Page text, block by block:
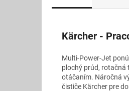
Kärcher -
Multi-Power-Jet
plochý prúd, rotačná
otáčaním. Náročná
čističe Kärcher pre